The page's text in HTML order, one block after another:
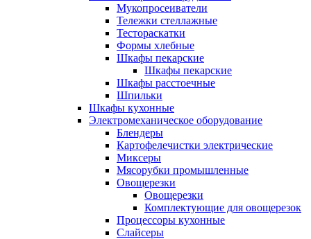
Мукопросеиватели
Тележки стеллажные
Тестораскатки
Формы хлебные
Шкафы пекарские
Шкафы пекарские
Шкафы расстоечные
Шпильки
Шкафы кухонные
Электромеханическое оборудование
Блендеры
Картофелечистки электрические
Миксеры
Мясорубки промышленные
Овощерезки
Овощерезки
Комплектующие для овощерезок
Процессоры кухонные
Слайсеры